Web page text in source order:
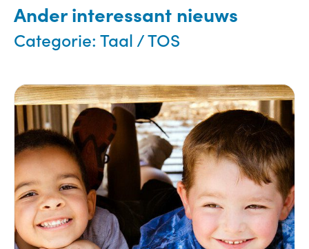
Ander interessant nieuws
Categorie: Taal / TOS